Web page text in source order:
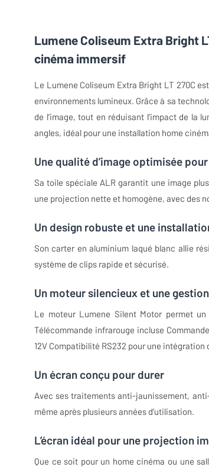
Lumene Coliseum Extra Bright
cinéma immersif
Le Lumene Coliseum Extra Bright LT 270C
environnements lumineux. Grâce à sa
de l’image, tout en réduisant l’impact de la
angles, idéal pour une installation home
Une qualité d’image optimisée
Sa toile spéciale ALR garantit une image
une projection nette et homogène, avec des
Un design robuste et une
Son carter en aluminium laqué blanc allie
système de clips rapide et sécurisé.
Un moteur silencieux et une
Le moteur Lumene Silent Motor permet
Télécommande infrarouge incluse
12V Compatibilité RS232 pour une intégration
Un écran conçu pour durer
Avec ses traitements anti-jaunissement,
même après plusieurs années d’utilisation.
L’écran idéal pour une projection
Que ce soit pour un home cinéma ou une